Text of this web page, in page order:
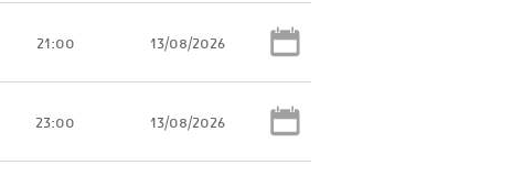
13/08/2026
21:00
13/08/2026
23:00